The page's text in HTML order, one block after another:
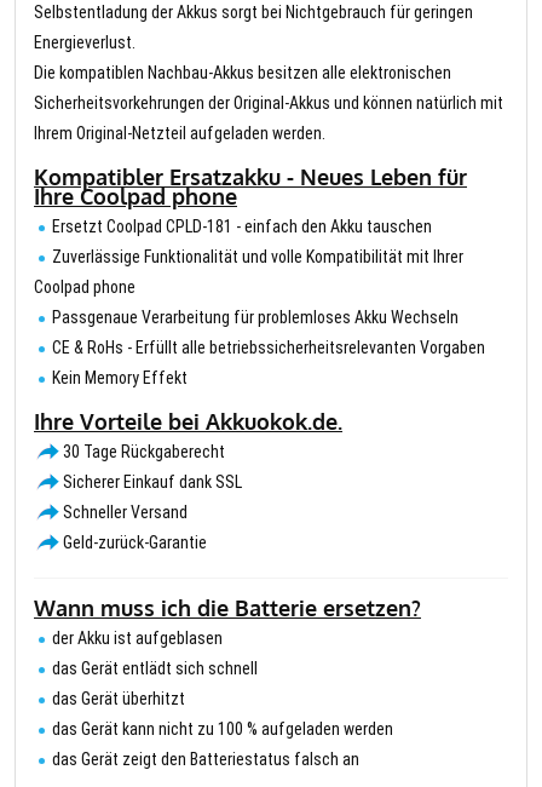
Selbstentladung der Akkus sorgt bei Nichtgebrauch für geringen
Energieverlust.
Die kompatiblen Nachbau-Akkus besitzen alle elektronischen
Sicherheitsvorkehrungen der Original-Akkus und können natürlich mit
Ihrem Original-Netzteil aufgeladen werden.
Kompatibler Ersatzakku - Neues Leben für
Ihre Coolpad phone
Ersetzt Coolpad CPLD-181 - einfach den Akku tauschen
Zuverlässige Funktionalität und volle Kompatibilität mit Ihrer
Coolpad phone
Passgenaue Verarbeitung für problemloses Akku Wechseln
CE & RoHs - Erfüllt alle betriebssicherheitsrelevanten Vorgaben
Kein Memory Effekt
Ihre Vorteile bei Akkuokok.de.
30 Tage Rückgaberecht
Sicherer Einkauf dank SSL
Schneller Versand
Geld-zurück-Garantie
Wann muss ich die Batterie ersetzen?
der Akku ist aufgeblasen
das Gerät entlädt sich schnell
das Gerät überhitzt
das Gerät kann nicht zu 100 % aufgeladen werden
das Gerät zeigt den Batteriestatus falsch an